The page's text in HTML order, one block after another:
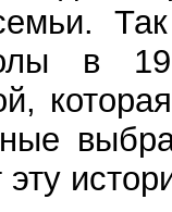
в
эту